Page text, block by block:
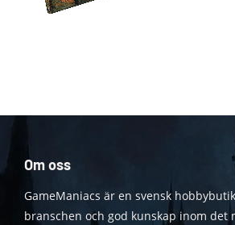
Om oss
GameManiacs är en svensk
branschen och god kunskap inom det